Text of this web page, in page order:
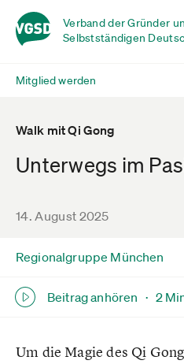
Verband der Gründer
Selbstständigen
Mitglied werden
Walk mit Qi Gong
Unterwegs im
14. August 2025
Regionalgruppe München
Beitrag anhören · 2
Um die Magie des Qi